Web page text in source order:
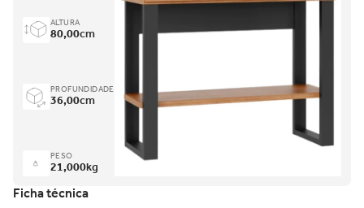
ALTURA
80,00cm
PROFUNDIDADE
36,00cm
PESO
21,000kg
Ficha técnica